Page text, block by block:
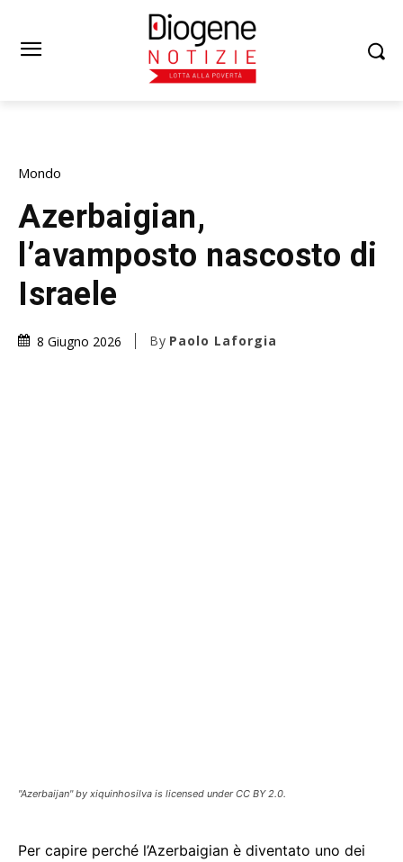
Mondo
Azerbaigian,
l’avamposto nascosto di
Israele
8 Giugno 2026 By Paolo Laforgia
"Azerbaijan" by xiquinhosilva is licensed under CC BY 2.0.
Per capire perché l’Azerbaigian è diventato uno dei